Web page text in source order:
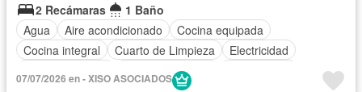
2 Recámaras
1 Baño
Agua
Aire acondicionado
Cocina equipada
Cocina integral
Cuarto de Limpieza
Electricidad
Vista panorámica
07/07/2026 en - XISO ASOCIADOS